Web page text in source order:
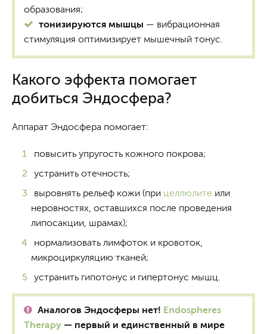
образования;
тонизируются мышцы — вибрационная
стимуляция оптимизирует мышечный тонус.
Какого эффекта помогает
добиться Эндосфера?
Аппарат Эндосфера помогает:
повысить упругость кожного покрова;
устранить отечность;
выровнять рельеф кожи (при целлюлите или
неровностях, оставшихся после проведения
липосакции, шрамах);
нормализовать лимфоток и кровоток,
микроциркуляцию тканей;
устранить гипотонус и гипертонус мышц.
Аналогов Эндосферы нет! Endospheres
Therapy — первый и единственный в мире